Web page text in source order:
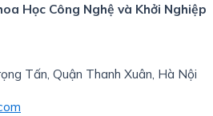
Học Công Nghệ và Khởi Nghiệp
Tấn, Quận Thanh Xuân, Hà Nội